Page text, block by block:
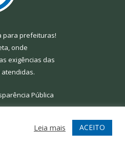
para prefeituras!
onde
exigências das
Pública
Leia mais ACEITO